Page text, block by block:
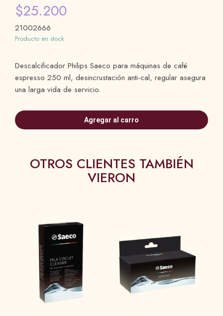
$25.200
21002666
Producto en stock
Descalcificador Philips Saeco para máquinas de café
espresso 250 ml, desincrustación anti-cal, regular asegura
una larga vida de servicio.
Agregar al carro
OTROS CLIENTES TAMBIÉN
VIERON